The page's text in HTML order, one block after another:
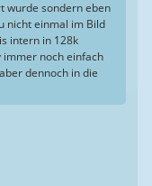
wurde sondern eben
nicht einmal im Bild
intern in 128k
immer noch einfach
dennoch in die